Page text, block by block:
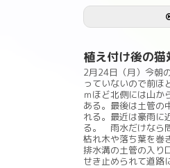
植え付け後の猫
2月24日（月）今朝
っていないので前ほ
ｍほど北側には山か
ある。最後は土管の
れる。最近は豪雨に
る。 雨水だけなら
枯れ木や落ち葉を巻
排水溝の土管の入り
せき止められて道路